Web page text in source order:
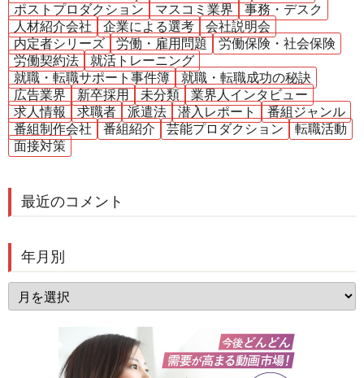
ポストプロダクション
マスコミ業界
事務・デスク
人材紹介会社
企業による選考
会社説明会
内定者シリーズ
労働・雇用問題
労働保険・社会保険
労働契約法
就活トレーニング
就職・転職サポート事件簿
就職・転職成功の秘訣
広告業界
新卒採用 未分類
業界人インタビュー
求人情報
求職者 派遣法 潜入レポート
番組ジャンル
番組制作会社
番組紹介 芸能プロダクション
転職活動
面接対策
最近のコメント
年月別
月